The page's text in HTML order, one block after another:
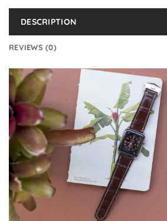
DESCRIPTION
REVIEWS (0)